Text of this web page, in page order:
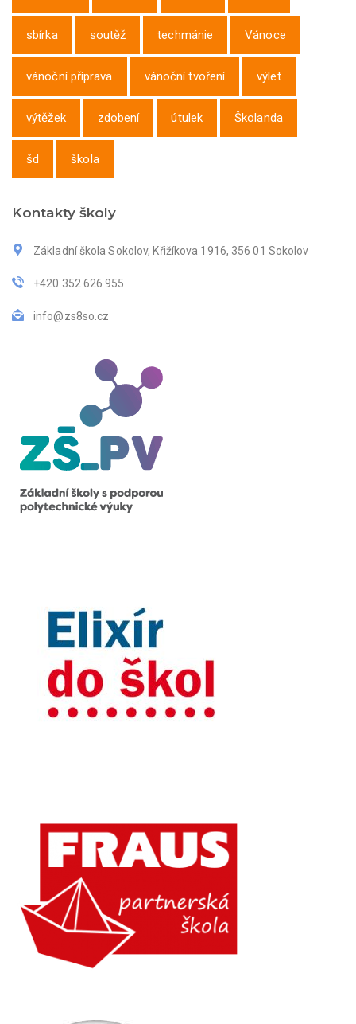
sbírka soutěž techmánie Vánoce
vánoční příprava vánoční tvoření výlet
výtěžek zdobení útulek Školanda
šd škola
Kontakty školy
Základní škola Sokolov, Křižíkova 1916, 356 01 Sokolov
+420 352 626 955
info@zs8so.cz